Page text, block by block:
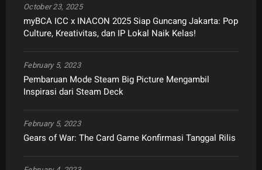
myBCA ICC x INACON 2025 Siap Guncang Jakarta: Pop
Culture, Kreativitas, dan IP Lokal Naik Kelas!
October 23, 2025
Pembaruan Mode Steam Big Picture Mengambil
Inspirasi dari Steam Deck
February 5, 2023
Gears of War: The Card Game Konfirmasi Tanggal Rilis
February 5, 2023